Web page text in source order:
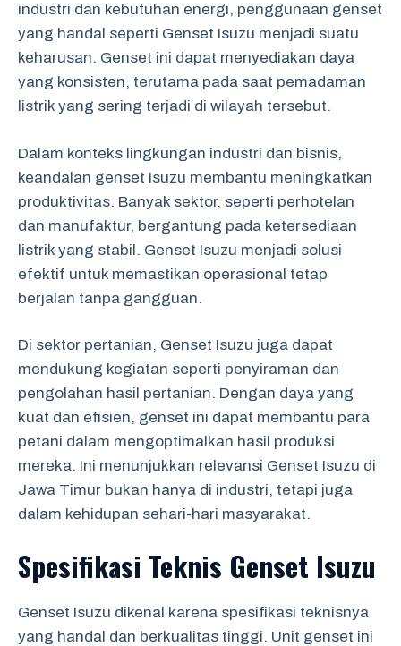
industri dan kebutuhan energi, penggunaan genset
yang handal seperti Genset Isuzu menjadi suatu
keharusan. Genset ini dapat menyediakan daya
yang konsisten, terutama pada saat pemadaman
listrik yang sering terjadi di wilayah tersebut.
Dalam konteks lingkungan industri dan bisnis,
keandalan genset Isuzu membantu meningkatkan
produktivitas. Banyak sektor, seperti perhotelan
dan manufaktur, bergantung pada ketersediaan
listrik yang stabil. Genset Isuzu menjadi solusi
efektif untuk memastikan operasional tetap
berjalan tanpa gangguan.
Di sektor pertanian, Genset Isuzu juga dapat
mendukung kegiatan seperti penyiraman dan
pengolahan hasil pertanian. Dengan daya yang
kuat dan efisien, genset ini dapat membantu para
petani dalam mengoptimalkan hasil produksi
mereka. Ini menunjukkan relevansi Genset Isuzu di
Jawa Timur bukan hanya di industri, tetapi juga
dalam kehidupan sehari-hari masyarakat.
Spesifikasi Teknis Genset Isuzu
Genset Isuzu dikenal karena spesifikasi teknisnya
yang handal dan berkualitas tinggi. Unit genset ini